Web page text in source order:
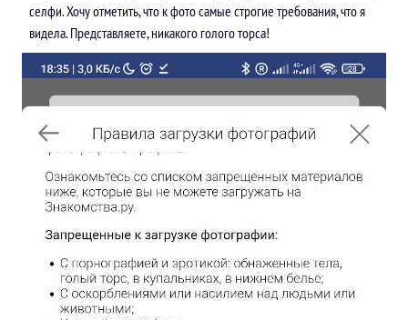
селфи. Хочу отметить, что к фото самые строгие требования, что я
видела. Представляете, никакого голого торса!